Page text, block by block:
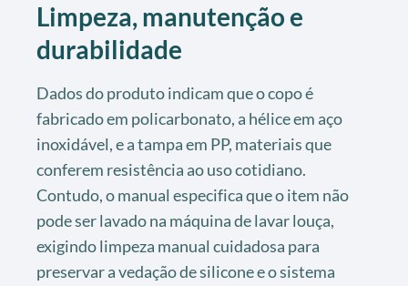
Limpeza, manutenção e
durabilidade
Dados do produto indicam que o copo é
fabricado em policarbonato, a hélice em aço
inoxidável, e a tampa em PP, materiais que
conferem resistência ao uso cotidiano.
Contudo, o manual especifica que o item não
pode ser lavado na máquina de lavar louça,
exigindo limpeza manual cuidadosa para
preservar a vedação de silicone e o sistema